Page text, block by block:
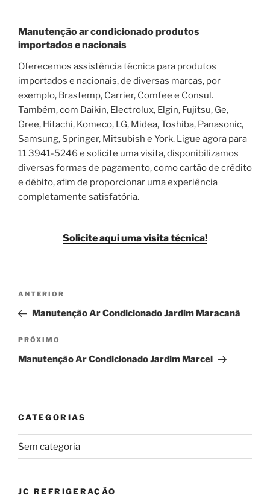
Manutenção ar condicionado produtos
importados e nacionais
Oferecemos assistência técnica para produtos
importados e nacionais, de diversas marcas, por
exemplo, Brastemp, Carrier, Comfee e Consul.
Também, com Daikin, Electrolux, Elgin, Fujitsu, Ge,
Gree, Hitachi, Komeco, LG, Midea, Toshiba, Panasonic,
Samsung, Springer, Mitsubish e York. Ligue agora para
11 3941-5246 e solicite uma visita, disponibilizamos
diversas formas de pagamento, como cartão de crédito
e débito, afim de proporcionar uma experiência
completamente satisfatória.
Solicite aqui uma visita técnica!
Navegação
Post
Post
anterior
ANTERIOR
Manutenção Ar Condicionado Jardim Maracanã
Próximo
post
PRÓXIMO
Manutenção Ar Condicionado Jardim Marcel
CATEGORIAS
Sem categoria
JC REFRIGERAÇÃO